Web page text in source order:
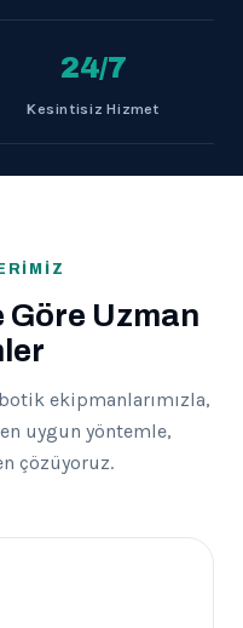
24/7
Kesintisiz Hizmet
Göre Uzman
ekipmanlarımızla,
uygun yöntemle,
çözüyoruz.